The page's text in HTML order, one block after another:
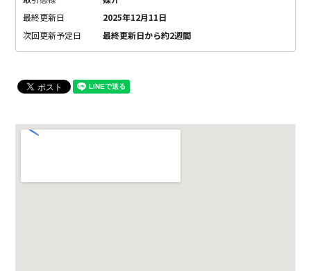
最終更新日
2025年12月11日
次回更新予定日
最終更新日から約2週間